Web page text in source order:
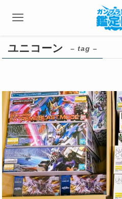
ユニコーン – tag –